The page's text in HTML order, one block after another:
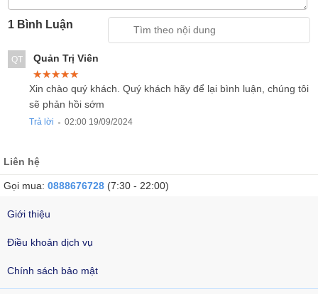
1 Bình Luận
QT Quản Trị Viên
★★★★★
★★★★★
★★★★★
Xin chào quý khách. Quý khách hãy để lại bình luận, chúng tôi
sẽ phản hồi sớm
Trả lời ● 02:00 19/09/2024
Liên hệ
Gọi mua: 0888676728 (7:30 - 22:00)
Giới thiệu
Điều khoản dịch vụ
Chính sách bảo mật